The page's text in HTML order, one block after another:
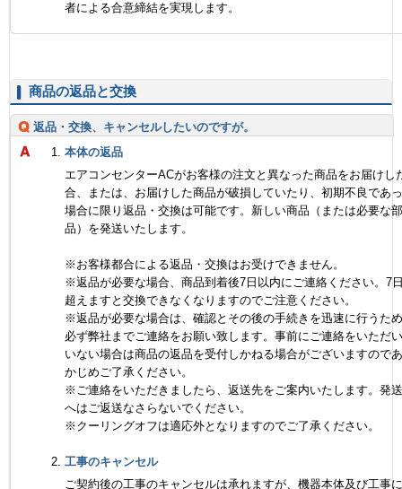
者による合意締結を実現します。
商品の返品と交換
返品・交換、キャンセルしたいのですが。
本体の返品
エアコンセンターACがお客様の注文と異なった商品をお届けし
合、または、お届けした商品が破損していたり、初期不良であ
場合に限り返品・交換は可能です。新しい商品（または必要な部
品）を発送いたします。
※お客様都合による返品・交換はお受けできません。
※返品が必要な場合、商品到着後7日以内にご連絡ください。7
超えますと交換できなくなりますのでご注意ください。
※返品が必要な場合は、確認とその後の手続きを迅速に行うた
必ず弊社までご連絡をお願い致します。事前にご連絡をいただ
いない場合は商品の返品を受付しかねる場合がございますので
かじめご了承ください。
※ご連絡をいただきましたら、返送先をご案内いたします。発
へはご返送なさらないでください。
※クーリングオフは適応外となりますのでご了承ください。
工事のキャンセル
ご契約後の工事のキャンセルは承れますが、機器本体及び工事